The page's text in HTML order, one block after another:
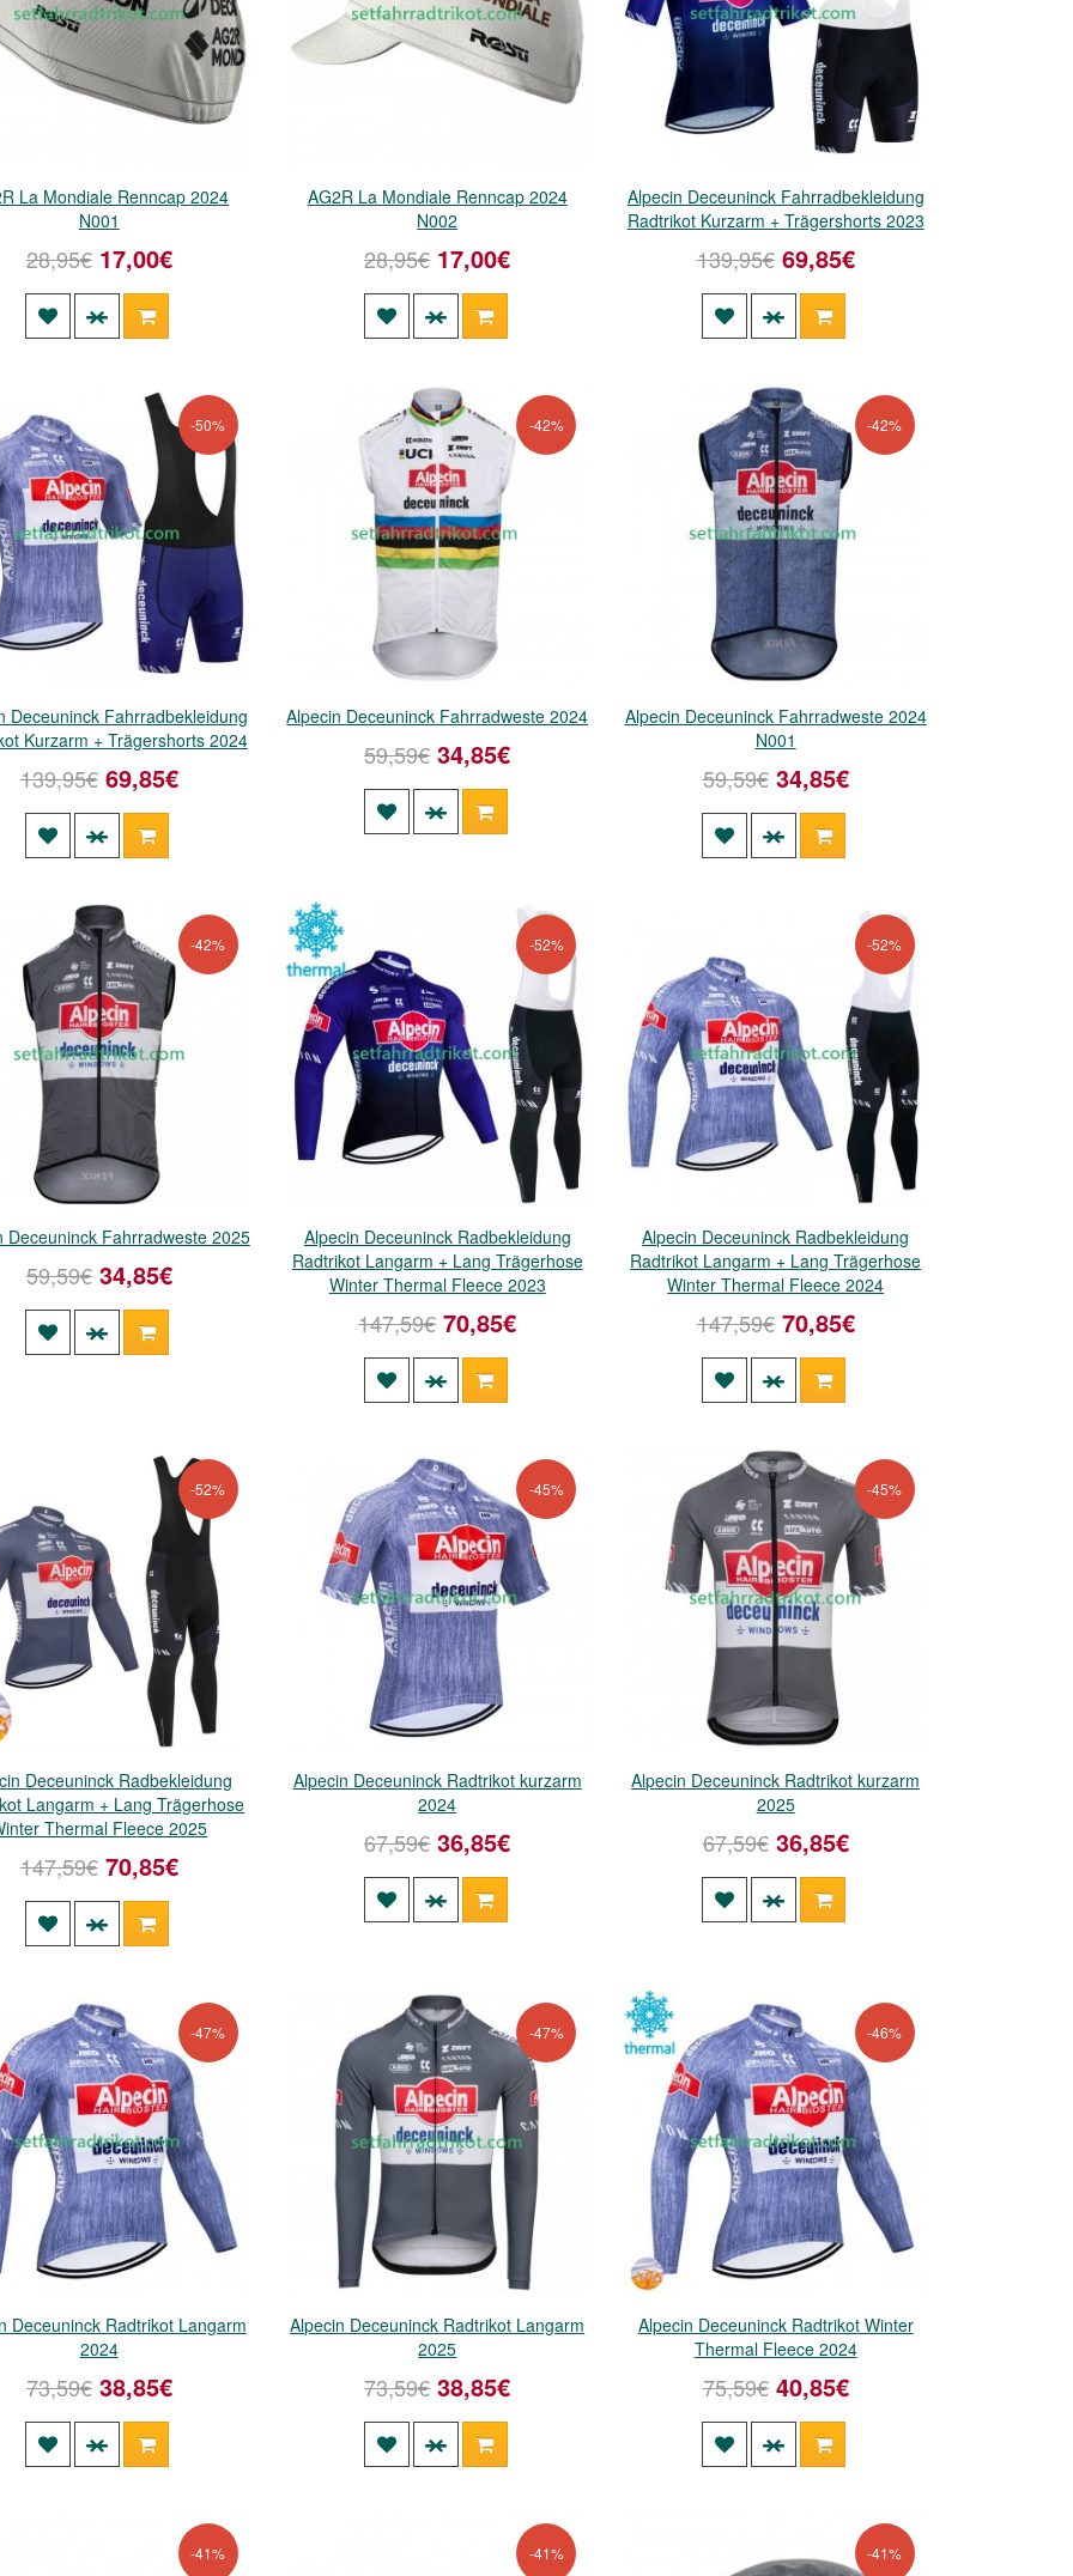
La Mondiale Renncap 2024
N001
28,95€ 17,00€
AG2R La Mondiale Renncap 2024
N002
28,95€ 17,00€
Alpecin Deceuninck Fahrradbekleidung
Radtrikot Kurzarm + Trägershorts 2023
139,95€ 69,85€
-50%
Deceuninck Fahrradbekleidung
Kurzarm + Trägershorts 2024
139,95€ 69,85€
-42%
Alpecin Deceuninck Fahrradweste 2024
59,59€ 34,85€
-42%
Alpecin Deceuninck Fahrradweste 2024
N001
59,59€ 34,85€
-42%
Deceuninck Fahrradweste 2025
59,59€ 34,85€
-52%
Alpecin Deceuninck Radbekleidung
Radtrikot Langarm + Lang Trägerhose
Winter Thermal Fleece 2023
147,59€ 70,85€
-52%
Alpecin Deceuninck Radbekleidung
Radtrikot Langarm + Lang Trägerhose
Winter Thermal Fleece 2024
147,59€ 70,85€
-52%
Deceuninck Radbekleidung
Langarm + Lang Trägerhose
Thermal Fleece 2025
147,59€ 70,85€
-45%
Alpecin Deceuninck Radtrikot kurzarm
2024
67,59€ 36,85€
-45%
Alpecin Deceuninck Radtrikot kurzarm
2025
67,59€ 36,85€
-47%
Deceuninck Radtrikot Langarm
2024
73,59€ 38,85€
-47%
Alpecin Deceuninck Radtrikot Langarm
2025
73,59€ 38,85€
-46%
Alpecin Deceuninck Radtrikot Winter
Thermal Fleece 2024
75,59€ 40,85€
-41% -41% -41%